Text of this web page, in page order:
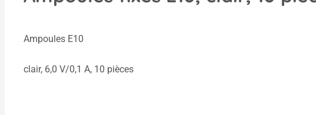
Ampoules E10
clair, 6,0 V/0,1 A, 10 pièces